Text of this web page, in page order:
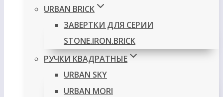
URBAN BRICK
ЗАВЕРТКИ ДЛЯ СЕРИИ
STONE.IRON.BRICK
РУЧКИ КВАДРАТНЫЕ
URBAN SKY
URBAN MORI